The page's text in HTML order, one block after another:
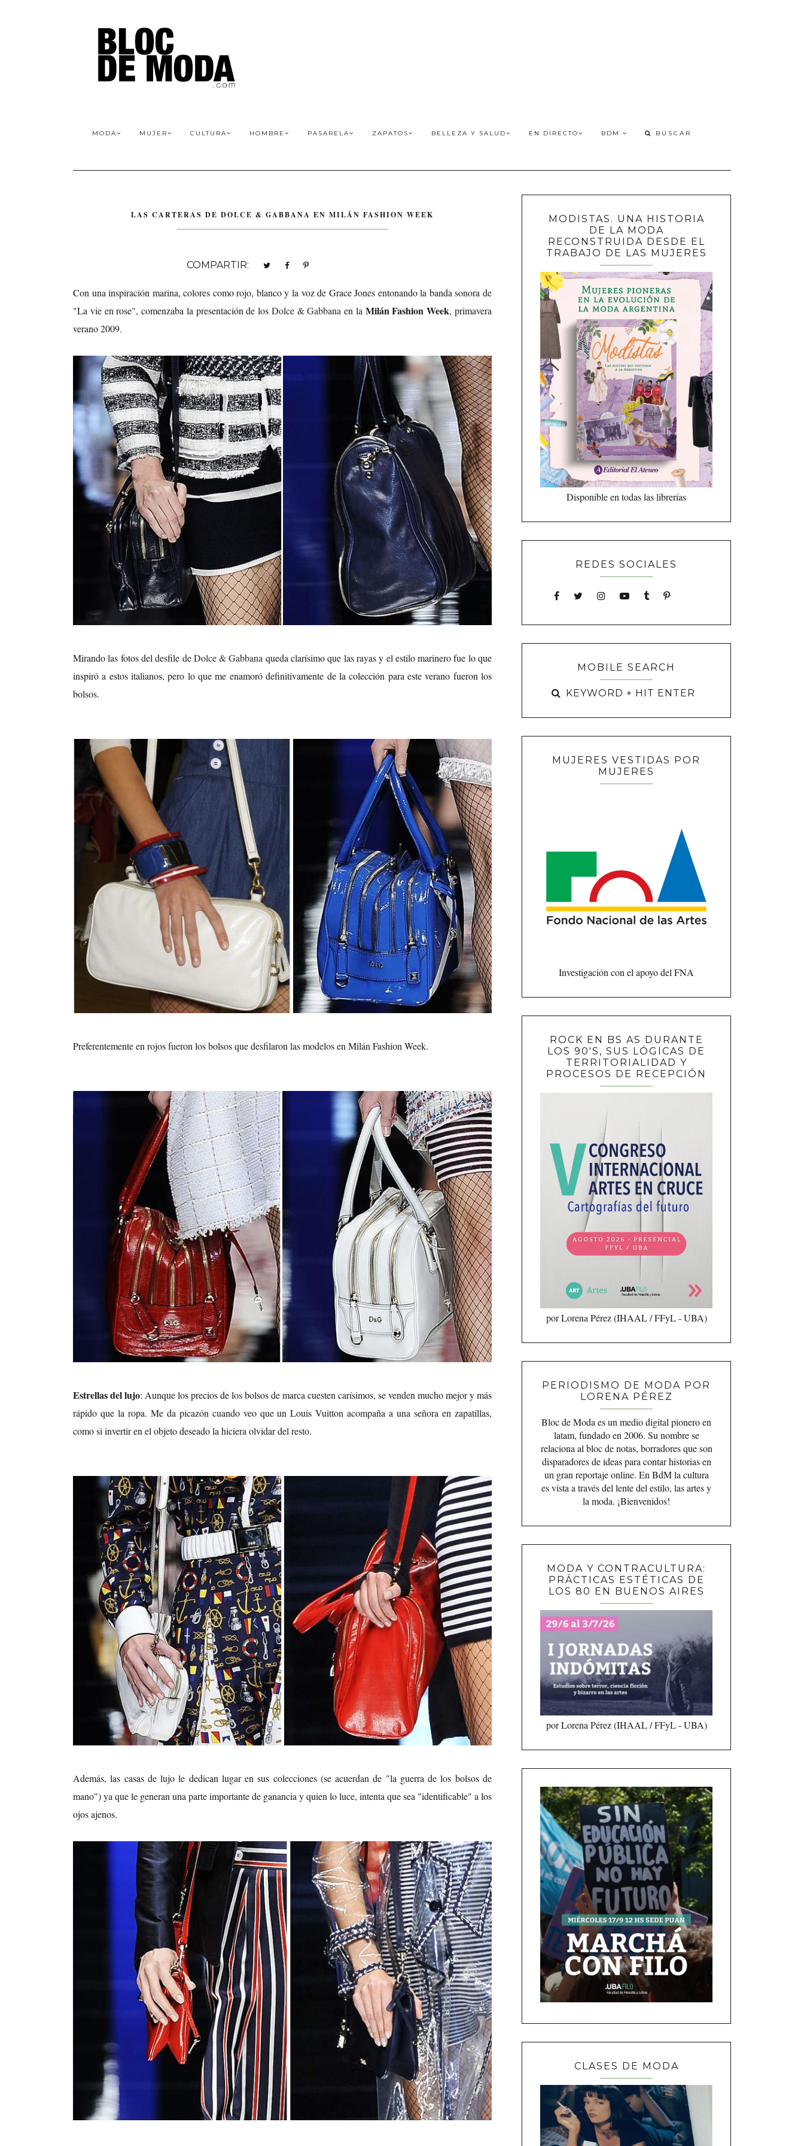
MODA MUJER CULTURA HOMBRE PASARELA ZAPATOS BELLEZA Y SALUD EN DIRECTO BDM
LAS CARTERAS DE DOLCE & GABBANA EN MILÁN FASHION WEEK
COMPARTIR:
Con una inspiración marina, colores como rojo, blanco y la voz de Grace Jones entonando la banda sonora de
"La vie en rose", comenzaba la presentación de los Dolce & Gabbanaen la Milán Fashion Week, primavera
verano 2009.
Mirando las fotos del desfile deDolce & Gabbana queda clarísimo que las rayas y el estilo marinero fue lo que
inspiró a estos italianos, pero lo que me enamoró definitivamente de la colección para este verano fueron los
bolsos.
Preferentemente en rojos fueron los bolsos que desfilaron las modelos en Milán Fashion Week.
Estrellas del lujo: Aunque los precios de los bolsos de marca cuesten carísimos, se venden mucho mejor y más
rápido que la ropa. Me da picazón cuando veo que un Louis Vuitton acompaña a una señora en zapatillas,
como si invertir en el objeto deseado la hiciera olvidar del resto.
Además, las casas de lujo le dedican lugar en sus colecciones (se acuerdan de "la guerra de los bolsos de
mano") ya que le generan una parte importante de ganancia y quien lo luce, intenta que sea "identificable" a los
ojos ajenos.
MODISTAS. UNA HISTORIA
DE LA MODA
RECONSTRUIDA DESDE EL
TRABAJO DE LAS MUJERES
Disponible en todas las librerías
REDES SOCIALES
MOBILE SEARCH
MUJERES VESTIDAS POR
MUJERES
Investigación con el apoyo del FNA
ROCK EN BS AS DURANTE
LOS 90'S, SUS LÓGICAS DE
TERRITORIALIDAD Y
PROCESOS DE RECEPCIÓN
por Lorena Pérez (IHAAL / FFyL - UBA)
PERIODISMO DE MODA POR
LORENA PÉREZ
Bloc de Moda es un medio digital pionero en
latam, fundado en 2006. Su nombre se
relaciona al bloc de notas, borradores que son
disparadores de ideas para contar historias en
un gran reportaje online. En BdM la cultura
es vista a través del lente del estilo, las artes y
la moda. ¡Bienvenidos!
MODA Y CONTRACULTURA:
PRÁCTICAS ESTÉTICAS DE
LOS 80 EN BUENOS AIRES
por Lorena Pérez (IHAAL / FFyL - UBA)
CLASES DE MODA